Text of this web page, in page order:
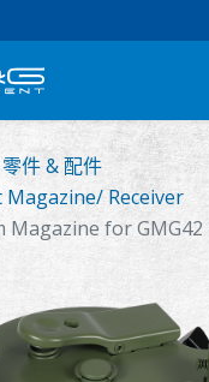
零件 & 配件
Receiver
Magazine for GMG42